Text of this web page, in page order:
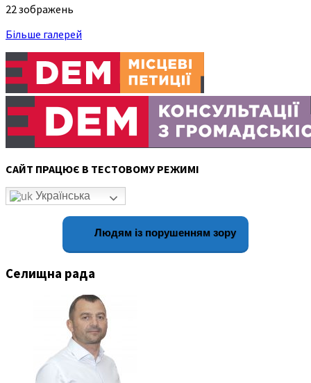
22 зображень
Більше галерей
САЙТ ПРАЦЮЄ В ТЕСТОВОМУ РЕЖИМІ
Українська
Людям із порушенням зору
Селищна рада